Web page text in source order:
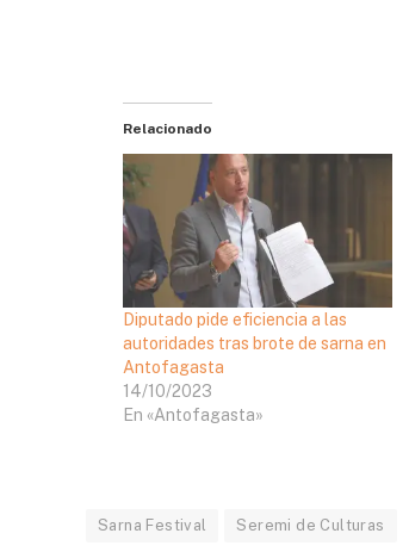
Relacionado
Diputado pide eficiencia a las
autoridades tras brote de sarna en
Antofagasta
14/10/2023
En «Antofagasta»
Sarna Festival Seremi de Culturas